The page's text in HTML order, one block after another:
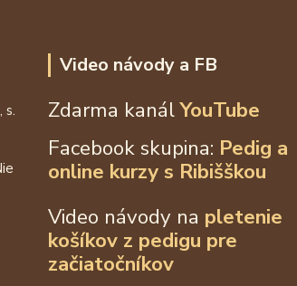
s.
Video návody a FB
Zdarma kanálYouTube
Facebook skupina: Pedig a
online kurzy s Ribišškou
Video návody na pletenie
košíkov z pedigu pre
začiatočníkov